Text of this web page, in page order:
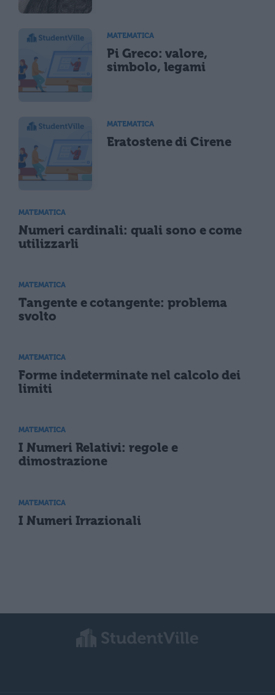
MATEMATICA
Pi Greco: valore,
simbolo, legami
MATEMATICA
Eratostene di Cirene
MATEMATICA
Numeri cardinali: quali sono e come
utilizzarli
MATEMATICA
Tangente e cotangente: problema
svolto
MATEMATICA
Forme indeterminate nel calcolo dei
limiti
MATEMATICA
I Numeri Relativi: regole e
dimostrazione
MATEMATICA
I Numeri Irrazionali